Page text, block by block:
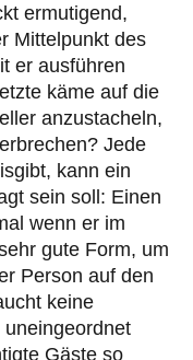
ermutigend,
Mittelpunkt des
er ausführen
käme auf die
anzustacheln,
Jede
kann ein
sein soll: Einen
wenn er im
gute Form, um
Person auf den
keine
Gäste so